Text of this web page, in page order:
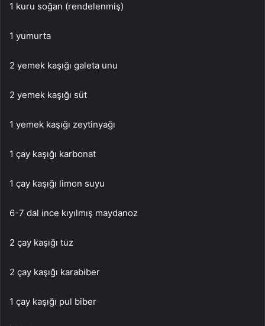
1 kuru soğan (rendelenmiş)
1 yumurta
2 yemek kaşığı galeta unu
2 yemek kaşığı süt
1 yemek kaşığı zeytinyağı
1 çay kaşığı karbonat
1 çay kaşığı limon suyu
6-7 dal ince kıyılmış maydanoz
2 çay kaşığı tuz
2 çay kaşığı karabiber
1 çay kaşığı pul biber